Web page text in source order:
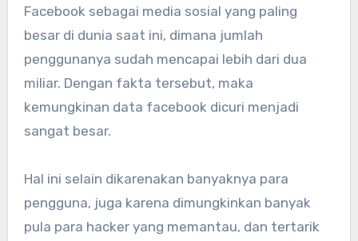
Facebook sebagai media sosial yang paling
besar di dunia saat ini, dimana jumlah
penggunanya sudah mencapai lebih dari dua
miliar. Dengan fakta tersebut, maka
kemungkinan data facebook dicuri menjadi
sangat besar.
Hal ini selain dikarenakan banyaknya para
pengguna, juga karena dimungkinkan banyak
pula para hacker yang memantau, dan tertarik